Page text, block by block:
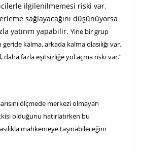
ilgilenilmemesi riski var.
sağlayacağını düşünüyorsa
yatırım yapabilir. Yine bir grup
kalma, arkada kalma olasılığı var.
daha fazla eşitsizliğe yol açma riski var.”
ölçmede merkezi olmayan
olduğunu hatırlatırken bu
mahkemeye taşınabileceğini